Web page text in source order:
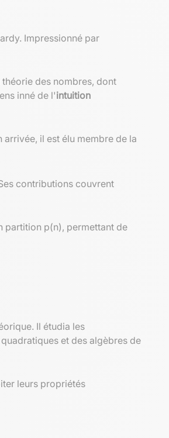
Impressionné par
des nombres, dont
inné de l'intuition
il est élu membre de la
contributions couvrent
partition p(n), permettant de
Il étudia les
et des algèbres de
leurs propriétés